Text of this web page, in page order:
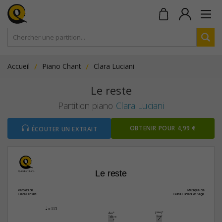
Accueil Piano Chant Clara Luciani
Le reste
Partition piano Clara Luciani
ÉCOUTER UN EXTRAIT OBTENIR POUR 4,99 €
Le reste
Paroles de
Clara Luciani
Musique de
Clara Luciani et Sage
5fr
A‹9 FŒ„Š7
q = 113